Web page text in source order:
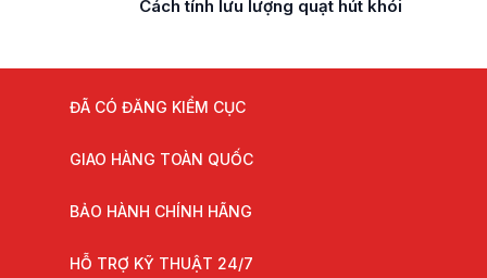
Cách tính lưu lượng quạt hút khói
ĐÃ CÓ ĐĂNG KIỂM CỤC
GIAO HÀNG TOÀN QUỐC
BẢO HÀNH CHÍNH HÃNG
HỖ TRỢ KỸ THUẬT 24/7